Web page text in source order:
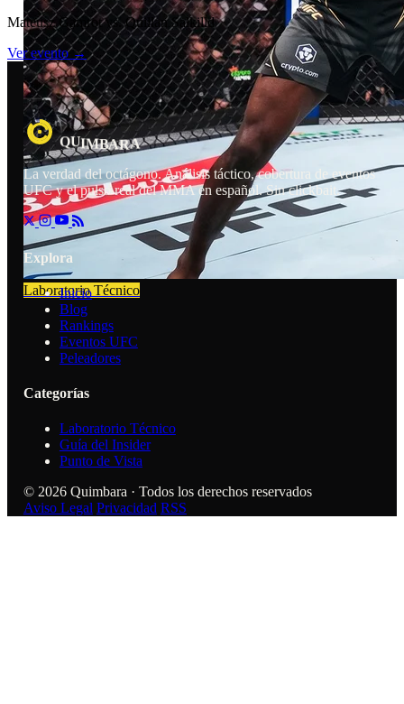
Laboratorio Técnico
Mateusz Gamrot vs. Quillan Salkilld
Ver evento →
QUIMBARA
La verdad del octágono. Análisis táctico, cobertura de eventos
UFC y el pulso real del MMA en español. Sin clickbait.
Explora
Inicio
Blog
Rankings
Eventos UFC
Peleadores
Categorías
Laboratorio Técnico
Guía del Insider
Punto de Vista
© 2026 Quimbara · Todos los derechos reservados
Aviso Legal Privacidad RSS